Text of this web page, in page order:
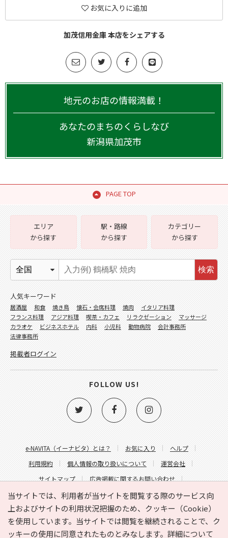
お気に入りに追加
加茂信用金庫 本店をシェアする
地元のお店の情報満載！
あなたのまちのくらしなび
新潟県加茂市
PAGE TOP
当サイトでは、利用者が当サイトを閲覧する際のサービス向
上およびサイトの利用状況把握のため、クッキー（Cookie）
を使用しています。当サイトでは閲覧を継続されることで、ク
ッキーの使用に同意されたものとみなします。詳細について
e-NAVITA（イーナビタ）とは？ お気に入り
ヘルプ
利用規約
個人情報の取り扱いについて
運営会社
サイトマップ
広告掲載に関するお問い合わせ
サイトの内容に関するお問い合わせ
エリア
から探す
駅・路線
から探す
カテゴリー
から探す
検索
人気キーワード
居酒屋 和食 焼き鳥 懐石・会席料理 焼肉
イタリア料理
フランス料理
アジア料理 喫茶・カフェ リラクゼーション
マッサージ
カラオケ
ビジネスホテル 内科 小児科 動物病院
会計事務所
法律事務所
掲載者ログイン
FOLLOW US!